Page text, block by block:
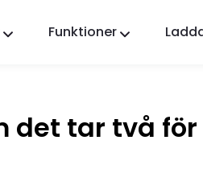
Finder
Funktioner
det tar två